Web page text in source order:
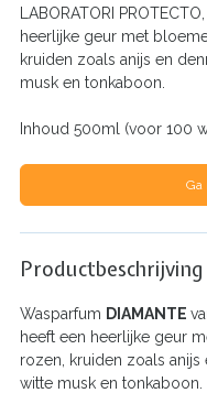
LABORATORI
heerlijke geur met
kruiden zoals anijs en
musk en tonkaboon.
Inhoud 500ml (voor 100
Ga
Productbeschrijving
Wasparfum DIAMANTE
heeft een heerlijke geur
rozen, kruiden zoals anijs
witte musk en tonkaboon.